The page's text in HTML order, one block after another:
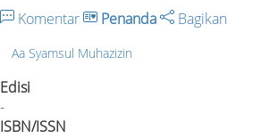
Komentar Penanda Bagikan
Aa Syamsul Muhazizin
Edisi
-
ISBN/ISSN